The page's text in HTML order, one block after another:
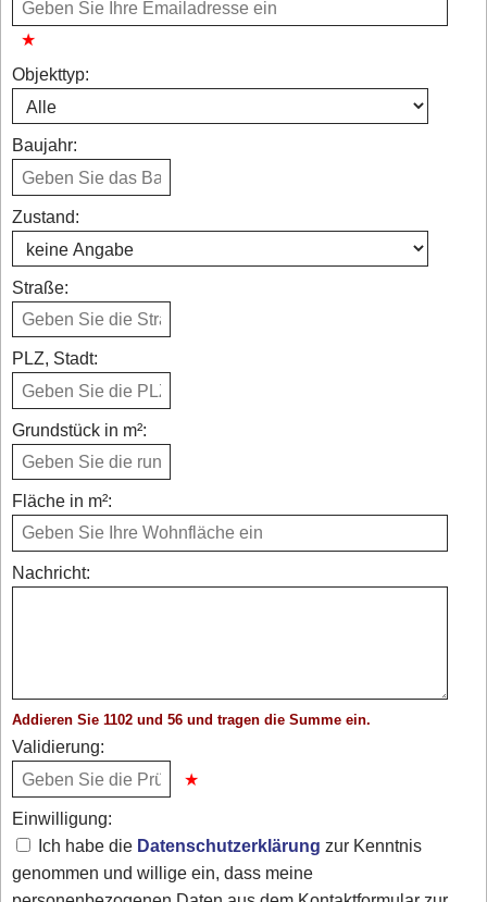
Objekttyp:
Baujahr:
Zustand:
Straße:
PLZ, Stadt:
Grundstück in m²:
Fläche in m²:
Nachricht:
Addieren Sie 1102 und 56 und tragen die Summe ein.
Validierung:
Einwilligung:
Ich habe die Datenschutzerklärung zur Kenntnis
genommen und willige ein, dass meine